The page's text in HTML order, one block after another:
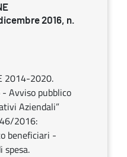
2016, n.
2014-2020.
- Avviso pubblico
Aziendali”
2016:
beneficiari -
spesa.